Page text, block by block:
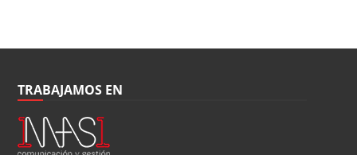
TRABAJAMOS EN